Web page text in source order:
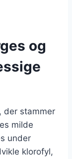
og
der stammer
milde
under
klorofyl,